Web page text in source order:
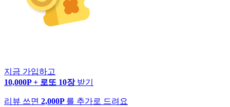
지금 가입하고
10,000P + 로또 10장 받기
리뷰 쓰면 2,000P 를 추가로 드려요